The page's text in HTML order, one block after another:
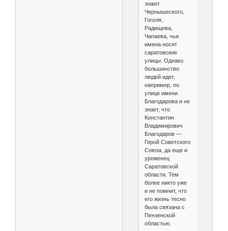
знают
Чернышеского,
Гоголя,
Радищева,
Чапаева, чьи
имена носят
саратовские
улицы. Однако
большинство
людей идет,
например, по
улице имени
Благодарова и не
знает, что
Константин
Владимирович
Благодаров —
Герой Советского
Союза, да еще и
уроженец
Саратовской
области. Тем
более никто уже
и не помнит, что
его жизнь тесно
была связана с
Пензенской
областью.